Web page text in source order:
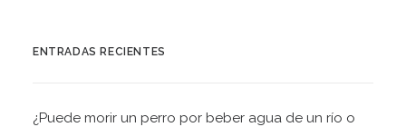
ENTRADAS RECIENTES
¿Puede morir un perro por beber agua de un río o